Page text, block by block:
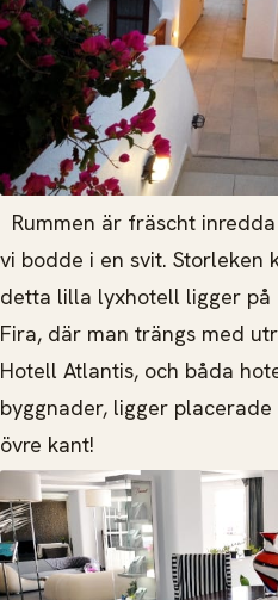
Rummen är fräscht
vi bodde i en svit. Storleken
detta lilla lyxhotell ligger på
Fira, där man trängs med
Hotell Atlantis, och båda
byggnader, ligger
övre kant!